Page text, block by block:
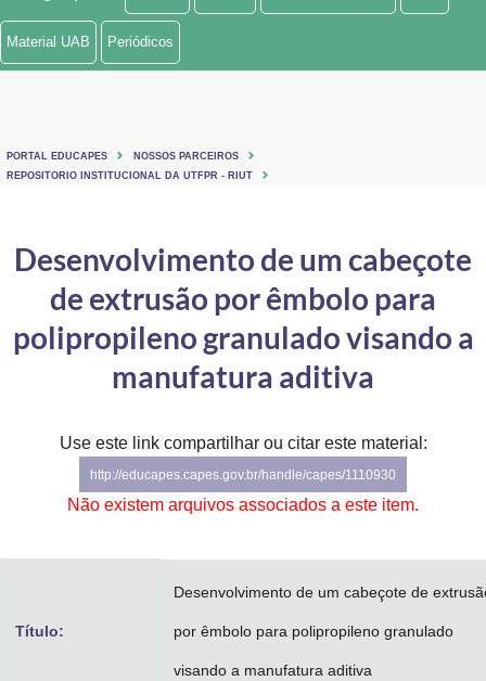
Ministério de Minas e Energia
Ministério do Turismo
Controladoria-Geral da União
Ministério da Mulher, da Família e dos Direitos Humanos
Gabinete de Segurança Institucional
Advocacia-Geral da União
Material UAB Periódicos
PORTAL EDUCAPES
NOSSOS PARCEIROS
REPOSITORIO INSTITUCIONAL DA UTFPR - RIUT
Desenvolvimento de um cabeçote
de extrusão por êmbolo para
polipropileno granulado visando a
manufatura aditiva
Use este link compartilhar ou citar este material:
http://educapes.capes.gov.br/handle/capes/1110930
Não existem arquivos associados a este item.
Título:
Desenvolvimento de um cabeçote de
por êmbolo para polipropileno granulado
visando a manufatura aditiva